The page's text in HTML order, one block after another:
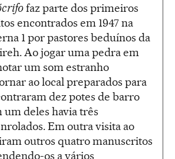
faz parte dos primeiros
encontrados em 1947 na
1 por pastores beduínos da
Ao jogar uma pedra em
um som estranho
ao local preparados para
dez potes de barro
um deles havia três
Em outra visita ao
outros quatro manuscritos
os a vários